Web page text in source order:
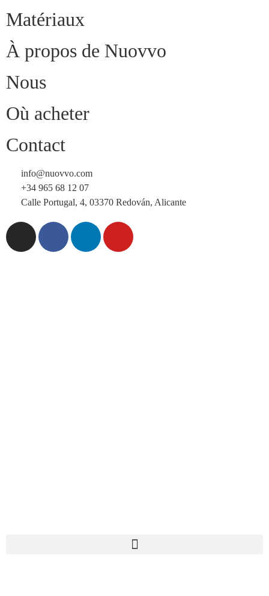
Matériaux
À propos de Nuovvo
Nous
Où acheter
Contact
info@nuovvo.com
+34 965 68 12 07
Calle Portugal, 4, 03370 Redován, Alicante